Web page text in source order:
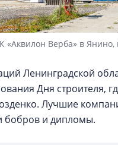
«Аквилон Верба» в
Ленинградской
Дня строителя,
Лучшие
бобров и дипломы.